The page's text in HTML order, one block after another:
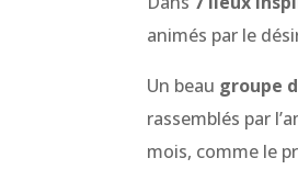
animés par le
Un beau groupe
rassemblés par
mois, comme le